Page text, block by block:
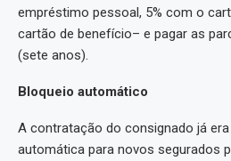
empréstimo pessoal, 5% com o
cartão de benefício– e pagar as
(sete anos).
Bloqueio automático
A contratação do consignado já
automática para novos segurados